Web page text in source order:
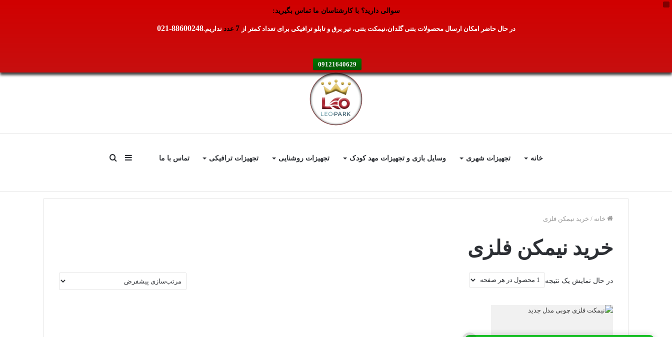
سوالی دارید؟ با کارشناسان ما تماس بگیرید:
در حال حاضر امکان ارسال محصولات بتنی گلدان،نیمکت بتنی، تیر برق و تابلو ترافیکی برای تعداد کمتر از 7 عدد نداریم.88600248-021
09121640629
خانه تجهیزات شهری وسایل بازی و تجهیزات مهد کودک تجهیزات روشنایی تجهیزات ترافیکی تماس با ما جستجوسایدبار
خانه / خرید نیمکن فلزی
خرید نیمکن فلزی
در حال نمایش یک نتیجه